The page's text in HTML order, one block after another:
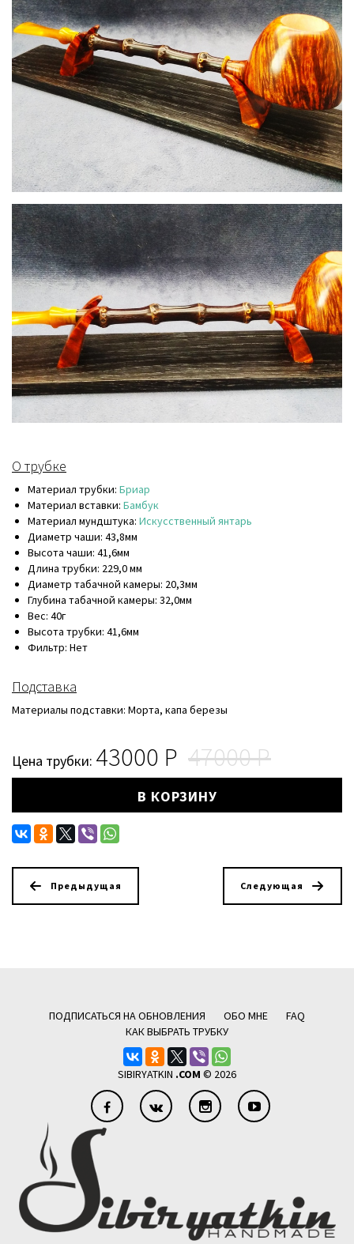
О трубке
Материал трубки: Бриар
Материал вставки: Бамбук
Материал мундштука: Искусственный янтарь
Диаметр чаши: 43,8мм
Высота чаши: 41,6мм
Длина трубки: 229,0 мм
Диаметр табачной камеры: 20,3мм
Глубина табачной камеры: 32,0мм
Вес: 40г
Высота трубки: 41,6мм
Фильтр: Нет
Подставка
Материалы подставки: Морта, капа березы
Цена трубки: 43000 47000
В КОРЗИНУ
Предыдущая Следующая
ПОДПИСАТЬСЯ НА ОБНОВЛЕНИЯ ОБО МНЕ
FAQ
КАК ВЫБРАТЬ ТРУБКУ
SIBIRYATKIN .COM © 2026